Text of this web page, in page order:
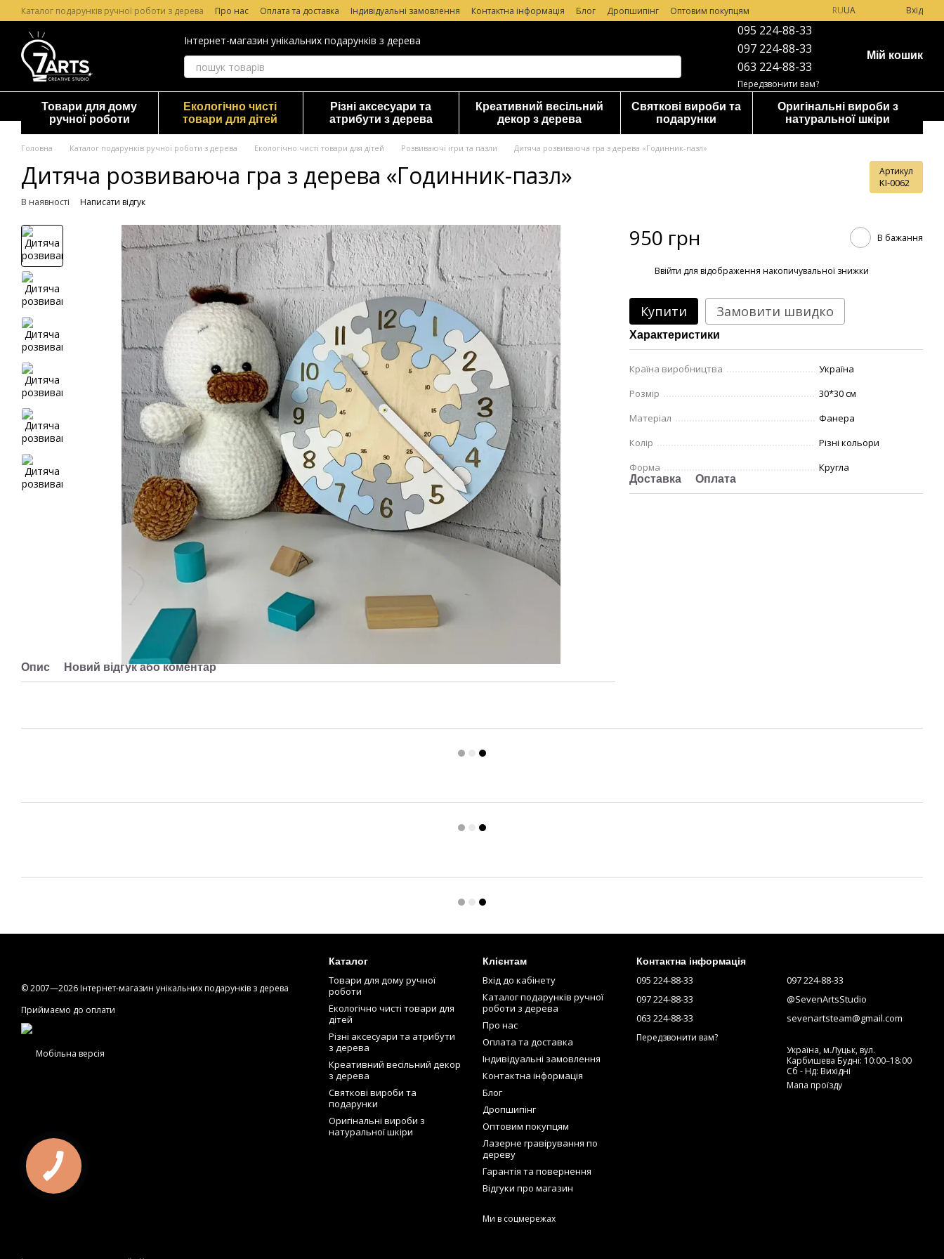
Перейти до основного контенту
Каталог подарунків ручної роботи з дерева Про нас Оплата та доставка Індивідуальні замовлення Контактна інформація Блог Дропшипінг
Оптовим покупцям
Лазерне гравірування по дереву
Гарантія та повернення Відгуки про магазин
RUUA Вхід
Інтернет-магазин унікальних подарунків з дерева
095 224-88-33
097 224-88-33
063 224-88-33
Передзвонити вам?
Мій кошик
Товари для дому
ручної роботи
Екологічно чисті
товари для дітей
Різні аксесуари та
атрибути з дерева
Креативний весільний
декор з дерева
Святкові вироби та
подарунки
Оригінальні вироби з
натуральної шкіри
Головна Каталог подарунків ручної роботи з дерева Екологічно чисті товари для дітей Розвиваючі ігри та пазли Дитяча розвиваюча гра з дерева «Годинник-пазл»
Дитяча розвиваюча гра з дерева «Годинник-пазл» Артикул
KI-0062
В наявності Написати відгук
Опис Новий відгук або коментар
950 грн В бажання
Ввійти для відображення накопичувальної знижки
Купити Замовити швидко
Характеристики
Країна виробництва
Україна
Розмір
30*30 см
Матеріал
Фанера
Колір
Різні кольори
Форма
Кругла
Доставка Оплата
© 2007—2026 Інтернет-магазин унікальних подарунків з дерева
Приймаємо до оплати
Мобільна версія
Каталог
Товари для дому ручної
роботи
Екологічно чисті товари для
дітей
Різні аксесуари та атрибути
з дерева
Креативний весільний декор
з дерева
Святкові вироби та
подарунки
Оригінальні вироби з
натуральної шкіри
Клієнтам
Вхід до кабінету
Каталог подарунків ручної
роботи з дерева
Про нас
Оплата та доставка
Індивідуальні замовлення
Контактна інформація
Блог
Дропшипінг
Оптовим покупцям
Лазерне гравірування по
дереву
Гарантія та повернення
Відгуки про магазин
Ми в соцмережах
Контактна інформація
095 224-88-33
097 224-88-33
063 224-88-33
Передзвонити вам?
097 224-88-33
@SevenArtsStudio
sevenartsteam@gmail.com
Україна, м.Луцьк, вул.
Карбишева Будні: 10:00–18:00
Сб - Нд: Вихідні
Мапа проїзду